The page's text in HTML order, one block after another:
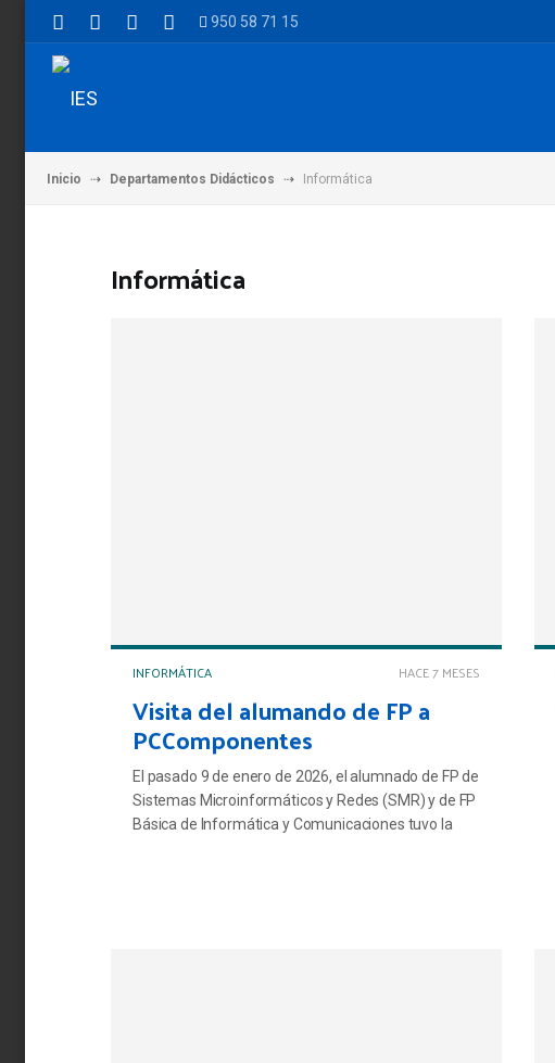
950 58 71 15
Inicio Departamentos Didácticos Informática
Informática
HACE 7 MESES
INFORMÁTICA
Visita del alumando de FP a
PCComponentes
El pasado 9 de enero de 2026, el alumnado de FP de
Sistemas Microinformáticos y Redes (SMR) y de FP
Básica de Informática y Comunicaciones tuvo la